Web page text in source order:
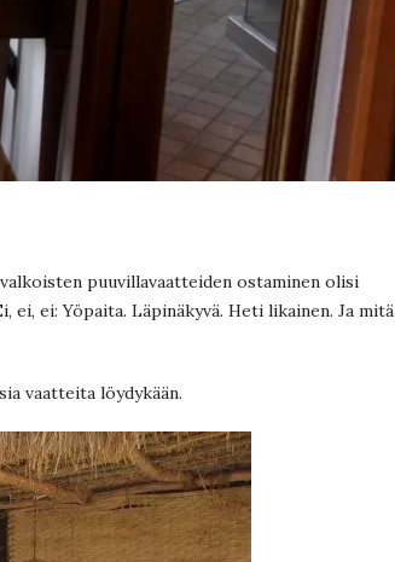
puuvillavaatteiden ostaminen olisi
ei, ei: Yöpaita. Läpinäkyvä. Heti likainen. Ja mitä
vaatteita löydykään.